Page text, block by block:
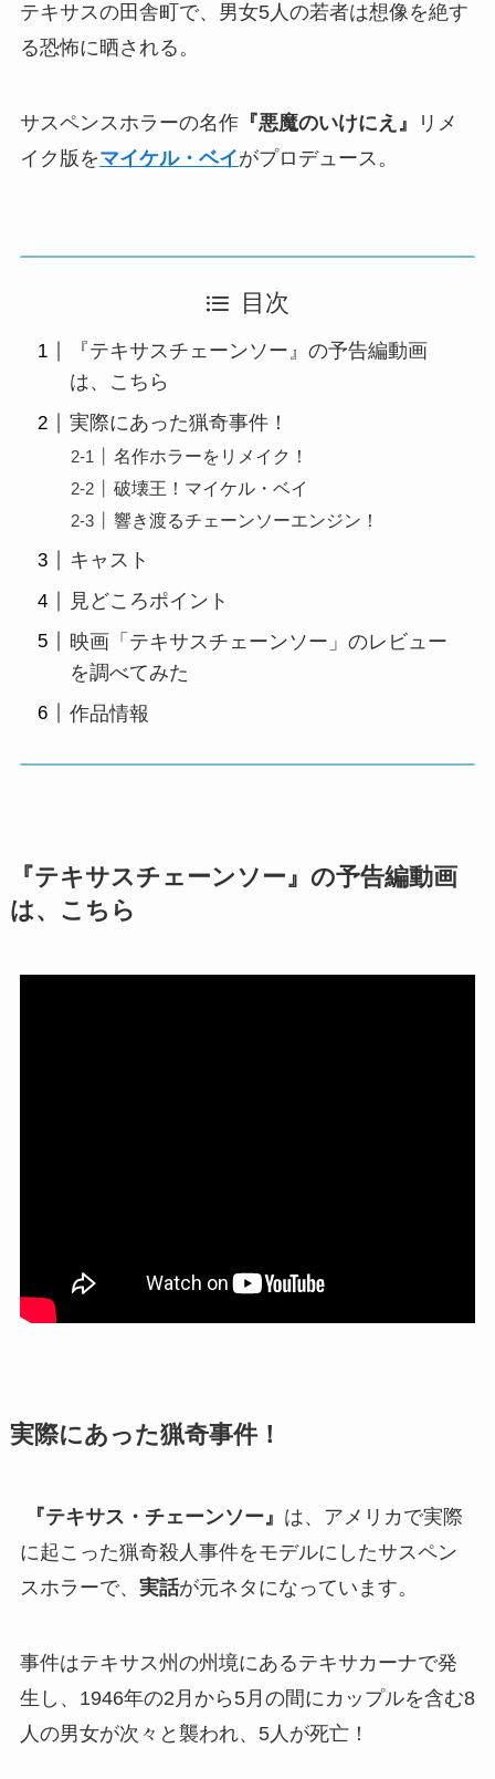
テキサスの田舎町で、男女5人の若者は想像を絶す
る恐怖に晒される。
サスペンスホラーの名作『悪魔のいけにえ』
リメ
イク版をマイケル・ベイがプロデュース。
目次
『テキサスチェーンソー』の予告編動画
は、こちら
実際にあった猟奇事件！
名作ホラーをリメイク！
破壊王！マイケル・ベイ
響き渡るチェーンソーエンジン！
キャスト
見どころポイント
映画「テキサスチェーンソー」のレビュー
を調べてみた
作品情報
『テキサスチェーンソー』の予告編動画
は、こちら
実際にあった猟奇事件！
『テキサス・チェーンソー』 は、アメリカで実際
に起こった猟奇殺人事件をモデルにしたサスペン
スホラーで、 実話が元ネタになっています。
事件はテキサス州の州境にあるテキサカーナで発
生し、1946年の2月から5月の間にカップルを含む8
人の男女が次々と襲われ、5人が死亡！